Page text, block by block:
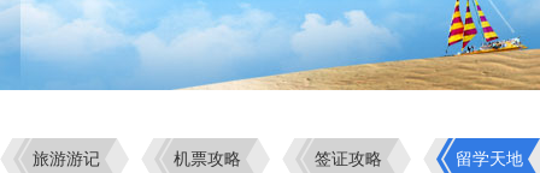
旅游游记 机票攻略 签证攻略 留学天地